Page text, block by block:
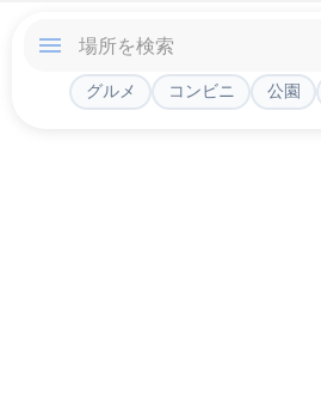
グルメ コンビニ 公園